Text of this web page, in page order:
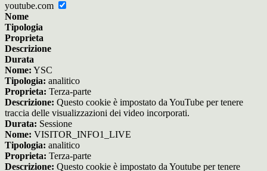
youtube.com
Nome
Tipologia
Proprieta
Descrizione
Durata
Nome: YSC
Tipologia: analitico
Proprieta: Terza-parte
Descrizione: Questo cookie è impostato da YouTube per tenere
traccia delle visualizzazioni dei video incorporati.
Durata: Sessione
Nome: VISITOR_INFO1_LIVE
Tipologia: analitico
Proprieta: Terza-parte
Descrizione: Questo cookie è impostato da Youtube per tenere